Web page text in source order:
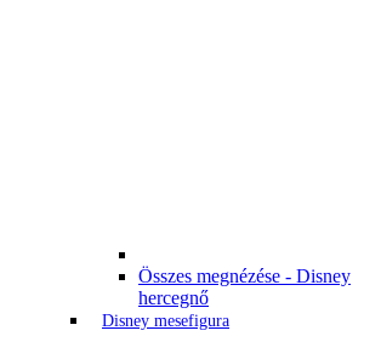
Összes megnézése - Disney
hercegnő
Disney mesefigura